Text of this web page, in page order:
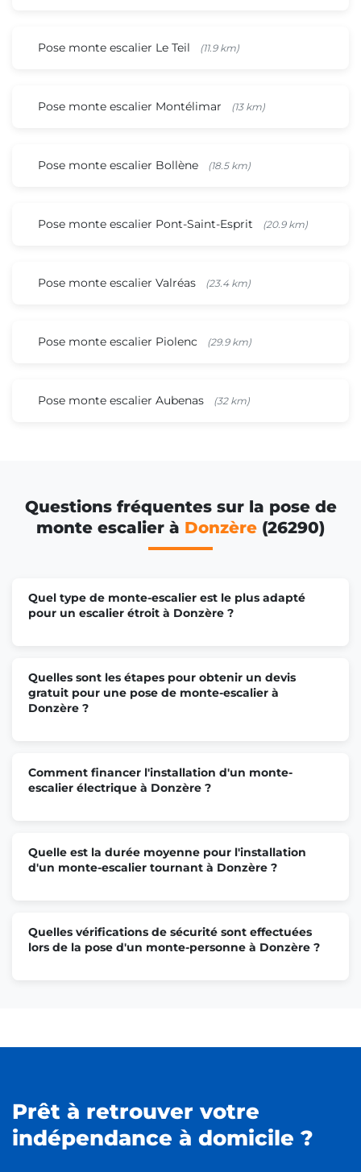
Pose monte escalier Le Teil (11.9 km)
Pose monte escalier Montélimar (13 km)
Pose monte escalier Bollène (18.5 km)
Pose monte escalier Pont-Saint-Esprit (20.9 km)
Pose monte escalier Valréas (23.4 km)
Pose monte escalier Piolenc (29.9 km)
Pose monte escalier Aubenas (32 km)
Questions fréquentes sur la pose de
monte escalier à Donzère (26290)
Quel type de monte-escalier est le plus adapté
pour un escalier étroit à Donzère ?
Quelles sont les étapes pour obtenir un devis
gratuit pour une pose de monte-escalier à
Donzère ?
Comment financer l'installation d'un monte-
escalier électrique à Donzère ?
Quelle est la durée moyenne pour l'installation
d'un monte-escalier tournant à Donzère ?
Quelles vérifications de sécurité sont effectuées
lors de la pose d'un monte-personne à Donzère ?
Prêt à retrouver votre
indépendance à domicile ?